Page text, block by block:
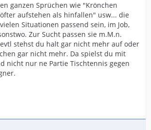
ganzen Sprüchen wie "Krönchen
aufstehen als hinfallen" usw... die
Situationen passend sein, im Job,
Zur Sucht passen sie m.M.n.
stehst du halt gar nicht mehr auf oder
gar nicht mehr. Da spielst du mit
nicht nur ne Partie Tischtennis gegen